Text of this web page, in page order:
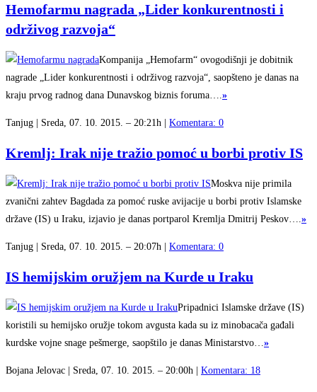
Hemofarmu nagrada „Lider konkurentnosti i
održivog razvoja“
Kompanija „Hemofarm“ ovogodišnji je dobitnik
nagrade „Lider konkurentnosti i održivog razvoja“, saopšteno je danas na
kraju prvog radnog dana Dunavskog biznis foruma…. »
Tanjug | Sreda, 07. 10. 2015. – 20:21h | Komentara: 0
Kremlj: Irak nije tražio pomoć u borbi protiv IS
Moskva nije primila
zvanični zahtev Bagdada za pomoć ruske avijacije u borbi protiv Islamske
države (IS) u Iraku, izjavio je danas portparol Kremlja Dmitrij Peskov…. »
Tanjug | Sreda, 07. 10. 2015. – 20:07h | Komentara: 0
IS hemijskim oružjem na Kurde u Iraku
Pripadnici Islamske države (IS)
koristili su hemijsko oružje tokom avgusta kada su iz minobacača gađali
kurdske vojne snage pešmerge, saopštilo je danas Ministarstvo… »
Bojana Jelovac | Sreda, 07. 10. 2015. – 20:00h | Komentara: 18